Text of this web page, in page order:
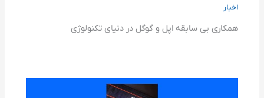
اخبار
همکاری بی سابقه اپل و گوگل در دنیای تکنولوژی